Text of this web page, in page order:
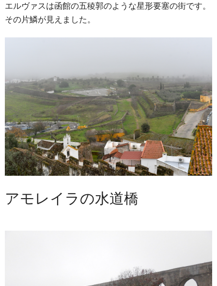
エルヴァスは函館の五稜郭のような星形要塞の街です。
その片鱗が見えました。
アモレイラの水道橋